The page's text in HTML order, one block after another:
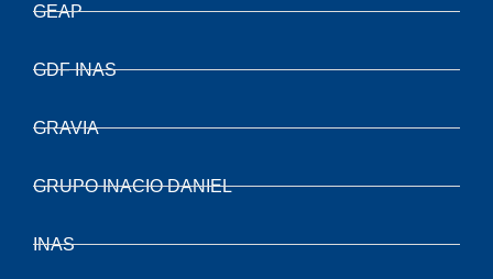
GEAP
GDF INAS
GRAVIA
GRUPO INACIO DANIEL
INAS